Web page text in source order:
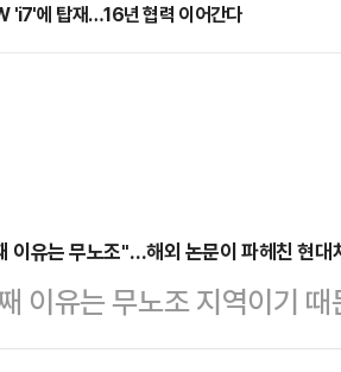
'i7'에 탑재…16년 협력 이어간다
이유는 무노조"…해외 논문이 파헤친 현대
이유는 무노조 지역이기
룹 메타플랜트(HMGMA)